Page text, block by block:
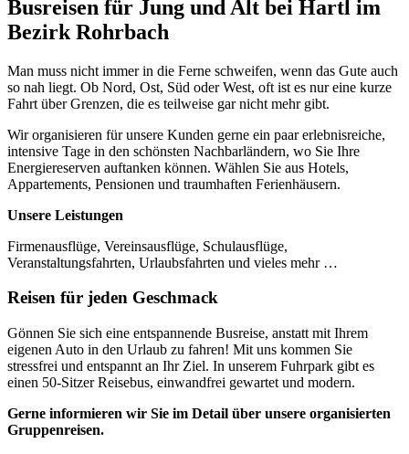
Busreisen für Jung und Alt bei Hartl im
Bezirk Rohrbach
Man muss nicht immer in die Ferne schweifen, wenn das Gute auch
so nah liegt. Ob Nord, Ost, Süd oder West, oft ist es nur eine kurze
Fahrt über Grenzen, die es teilweise gar nicht mehr gibt.
Wir organisieren für unsere Kunden gerne ein paar erlebnisreiche,
intensive Tage in den schönsten Nachbarländern, wo Sie Ihre
Energiereserven auftanken können. Wählen Sie aus Hotels,
Appartements, Pensionen und traumhaften Ferienhäusern.
Unsere Leistungen
Firmenausflüge, Vereinsausflüge, Schulausflüge,
Veranstaltungsfahrten, Urlaubsfahrten und vieles mehr …
Reisen für jeden Geschmack
Gönnen Sie sich eine entspannende Busreise, anstatt mit Ihrem
eigenen Auto in den Urlaub zu fahren! Mit uns kommen Sie
stressfrei und entspannt an Ihr Ziel. In unserem Fuhrpark gibt es
einen 50-Sitzer Reisebus, einwandfrei gewartet und modern.
Gerne informieren wir Sie im Detail über unsere organisierten
Gruppenreisen.